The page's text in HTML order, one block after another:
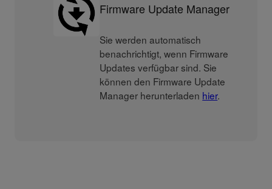
Firmware Update Manager
Sie werden automatisch
benachrichtigt, wenn Firmware
Updates verfügbar sind. Sie
können den Firmware Update
Manager herunterladen hier.